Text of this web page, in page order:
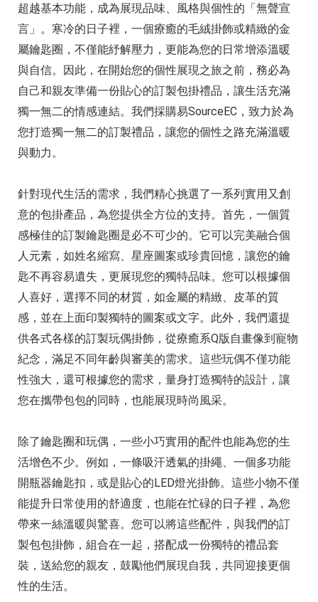
超越基本功能，成為展現品味、風格與個性的「無聲宣
言」。寒冷的日子裡，一個療癒的毛絨掛飾或精緻的金
屬鑰匙圈，不僅能紓解壓力，更能為您的日常增添溫暖
與自信。因此，在開始您的個性展現之旅之前，務必為
自己和親友準備一份貼心的訂製包掛禮品，讓生活充滿
獨一無二的情感連結。我們採購易SourceEC，致力於為
您打造獨一無二的訂製禮品，讓您的個性之路充滿溫暖
與動力。
針對現代生活的需求，我們精心挑選了一系列實用又創
意的包掛產品，為您提供全方位的支持。首先，一個質
感極佳的訂製鑰匙圈是必不可少的。它可以完美融合個
人元素，如姓名縮寫、星座圖案或珍貴回憶，讓您的鑰
匙不再容易遺失，更展現您的獨特品味。您可以根據個
人喜好，選擇不同的材質，如金屬的精緻、皮革的質
感，並在上面印製獨特的圖案或文字。此外，我們還提
供各式各樣的訂製玩偶掛飾，從療癒系Q版自畫像到寵物
紀念，滿足不同年齡與審美的需求。這些玩偶不僅功能
性強大，還可根據您的需求，量身打造獨特的設計，讓
您在攜帶包包的同時，也能展現時尚風采。
除了鑰匙圈和玩偶，一些小巧實用的配件也能為您的生
活增色不少。例如，一條吸汗透氣的掛繩、一個多功能
開瓶器鑰匙扣，或是貼心的LED燈光掛飾。這些小物不僅
能提升日常使用的舒適度，也能在忙碌的日子裡，為您
帶來一絲溫暖與驚喜。您可以將這些配件，與我們的訂
製包包掛飾，組合在一起，搭配成一份獨特的禮品套
裝，送給您的親友，鼓勵他們展現自我，共同迎接更個
性的生活。